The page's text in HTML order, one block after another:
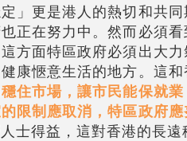
定」更是港人的熱切和共
正在努力中。然而必須
方面特區政府必須出大
康愜意生活的地方。這
住市場，讓市民能保就
限制應取消，特區政府
士得益，這對香港的長遠